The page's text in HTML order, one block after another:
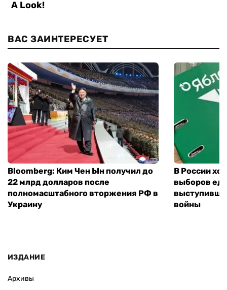
ВАС ЗАИНТЕРЕСУЕТ
Bloomberg: Ким Чен Ын получил до
22 млрд долларов после
полномасштабного вторжения РФ в
Украину
В России
выборов
войны
ИЗДАНИЕ
Архивы